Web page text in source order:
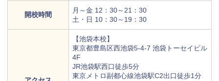
開校時間
月～金 12：30～21：30
土・日 10：30～19：30
【池袋本校】
東京都豊島区西池袋5-4-7 池袋トーセイビル
4F
JR池袋駅西口徒歩5分
東京メトロ副都心線池袋駅C2出口徒歩1分